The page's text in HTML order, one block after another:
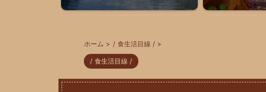
ホーム > / 食生活目線 / >
/ 食生活目線 /